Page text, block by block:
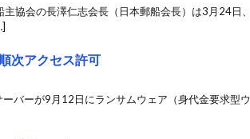
協会の長澤仁志会長（日本郵船会長）は3月24日、
次アクセス許可
バーが9月12日にランサムウェア（身代金要求型ウ